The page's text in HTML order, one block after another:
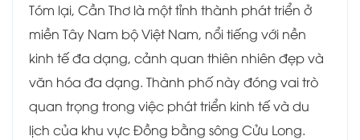
Tóm lại, Cần Thơ là một tỉnh thành phát triển ở
miền Tây Nam bộ Việt Nam, nổi tiếng với nền
kinh tế đa dạng, cảnh quan thiên nhiên đẹp và
văn hóa đa dạng. Thành phố này đóng vai trò
quan trọng trong việc phát triển kinh tế và du
lịch của khu vực Đồng bằng sông Cửu Long.